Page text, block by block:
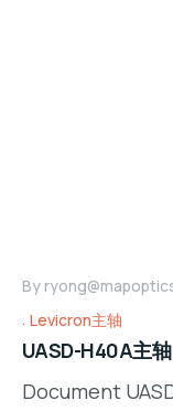
By
Levicron主轴
UASD-H40A主轴
Document